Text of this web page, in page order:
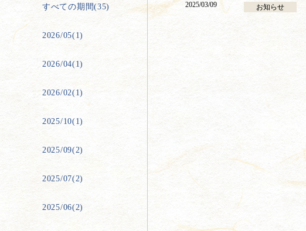
すべての期間(35)
2026/05(1)
2026/04(1)
2026/02(1)
2025/10(1)
2025/09(2)
2025/07(2)
2025/06(2)
2025/03/09 お知らせ